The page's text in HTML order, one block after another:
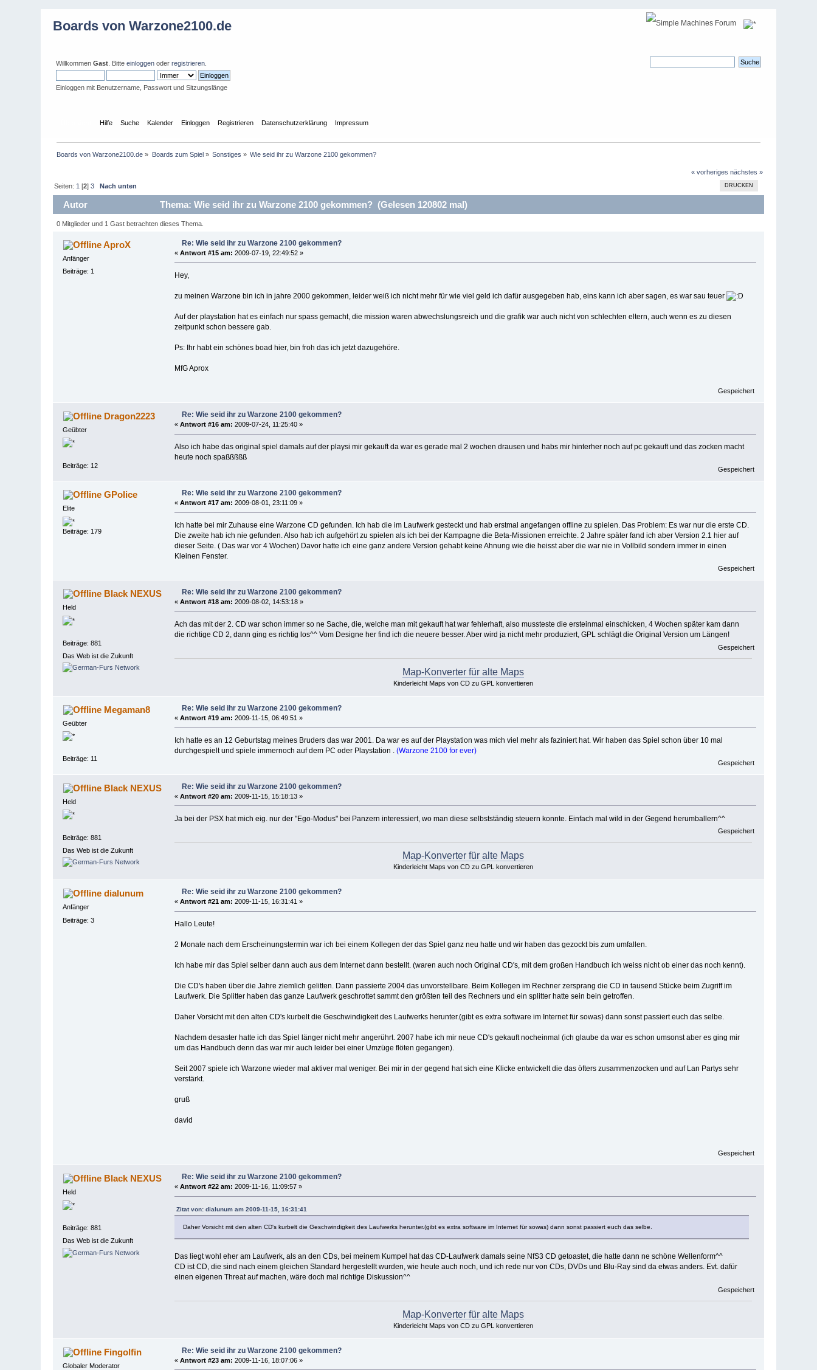
Boards von Warzone2100.de
WillkommenGast . Bitteeinloggen oderregistrieren
Einloggen mit Benutzername, Passwort und Sitzungslänge
Hilfe Suche Kalender Einloggen Registrieren Datenschutzerklärung Impressum
Boards von Warzone2100.de » Boards zum Spiel» Sonstiges » Wie seid ihr zu Warzone 2100 gekommen?
« vorheriges nächstes »
DRUCKEN
Seiten: 1 [2]3 Nach unten
Autor Thema: Wie seid ihr zu Warzone 2100 gekommen? (Gelesen 120802 mal)
0 Mitglieder und 1 Gast betrachten dieses Thema.
AproX
Anfänger
Beiträge: 1
Re: Wie seid ihr zu Warzone 2100 gekommen?
« Antwort #15 am: 2009-07-19, 22:49:52 »
Hey,
zu meinen Warzone bin ich in jahre 2000 gekommen, leider weiß ich nicht mehr für wie viel geld ich dafür ausgegeben hab, eins kann ich aber sagen, es war sau teuer
Auf der playstation hat es einfach nur spass gemacht, die mission waren abwechslungsreich und die grafik war auch nicht von schlechten eltern, auch wenn es zu diesen
zeitpunkt schon bessere gab.
Ps: Ihr habt ein schönes boad hier, bin froh das ich jetzt dazugehöre.
MfG Aprox
Gespeichert
Dragon2223
Geübter
Beiträge: 12
Re: Wie seid ihr zu Warzone 2100 gekommen?
« Antwort #16 am: 2009-07-24, 11:25:40 »
Also ich habe das original spiel damals auf der playsi mir gekauft da war es gerade mal 2 wochen drausen und habs mir hinterher noch auf pc gekauft und das zocken macht
heute noch spaßßßßß
Gespeichert
GPolice
Elite
Beiträge: 179
Re: Wie seid ihr zu Warzone 2100 gekommen?
« Antwort #17 am: 2009-08-01, 23:11:09 »
Ich hatte bei mir Zuhause eine Warzone CD gefunden. Ich hab die im Laufwerk gesteckt und hab erstmal angefangen offline zu spielen. Das Problem: Es war nur die erste CD.
Die zweite hab ich nie gefunden. Also hab ich aufgehört zu spielen als ich bei der Kampagne die Beta-Missionen erreichte. 2 Jahre später fand ich aber Version 2.1 hier auf
dieser Seite. ( Das war vor 4 Wochen) Davor hatte ich eine ganz andere Version gehabt keine Ahnung wie die heisst aber die war nie in Vollbild sondern immer in einen
Kleinen Fenster.
Gespeichert
Black NEXUS
Held
Beiträge: 881
Das Web ist die Zukunft
Re: Wie seid ihr zu Warzone 2100 gekommen?
« Antwort #18 am: 2009-08-02, 14:53:18 »
Ach das mit der 2. CD war schon immer so ne Sache, die, welche man mit gekauft hat war fehlerhaft, also mussteste die ersteinmal einschicken, 4 Wochen später kam dann
die richtige CD 2, dann ging es richtig los^^ Vom Designe her find ich die neuere besser. Aber wird ja nicht mehr produziert, GPL schlägt die Original Version um Längen!
Gespeichert
Map-Konverter für alte Maps
Kinderleicht Maps von CD zu GPL konvertieren
Megaman8
Geübter
Beiträge: 11
Re: Wie seid ihr zu Warzone 2100 gekommen?
« Antwort #19 am: 2009-11-15, 06:49:51 »
Ich hatte es an 12 Geburtstag meines Bruders das war 2001. Da war es auf der Playstation was mich viel mehr als faziniert hat. Wir haben das Spiel schon über 10 mal
durchgespielt und spiele immernoch auf dem PC oder Playstation . (Warzone 2100 for ever)
Gespeichert
Black NEXUS
Held
Beiträge: 881
Das Web ist die Zukunft
Re: Wie seid ihr zu Warzone 2100 gekommen?
« Antwort #20 am: 2009-11-15, 15:18:13 »
Ja bei der PSX hat mich eig. nur der "Ego-Modus" bei Panzern interessiert, wo man diese selbstständig steuern konnte. Einfach mal wild in der Gegend herumballern^^
Gespeichert
Map-Konverter für alte Maps
Kinderleicht Maps von CD zu GPL konvertieren
dialunum
Anfänger
Beiträge: 3
Re: Wie seid ihr zu Warzone 2100 gekommen?
« Antwort #21 am: 2009-11-15, 16:31:41 »
Hallo Leute!
2 Monate nach dem Erscheinungstermin war ich bei einem Kollegen der das Spiel ganz neu hatte und wir haben das gezockt bis zum umfallen.
Ich habe mir das Spiel selber dann auch aus dem Internet dann bestellt. (waren auch noch Original CD's, mit dem großen Handbuch ich weiss nicht ob einer das noch kennt).
Die CD's haben über die Jahre ziemlich gelitten. Dann passierte 2004 das unvorstellbare. Beim Kollegen im Rechner zersprang die CD in tausend Stücke beim Zugriff im
Laufwerk. Die Splitter haben das ganze Laufwerk geschrottet sammt den größten teil des Rechners und ein splitter hatte sein bein getroffen.
Daher Vorsicht mit den alten CD's kurbelt die Geschwindigkeit des Laufwerks herunter.(gibt es extra software im Internet für sowas) dann sonst passiert euch das selbe.
Nachdem desaster hatte ich das Spiel länger nicht mehr angerührt. 2007 habe ich mir neue CD's gekauft nocheinmal (ich glaube da war es schon umsonst aber es ging mir
um das Handbuch denn das war mir auch leider bei einer Umzüge flöten gegangen).
Seit 2007 spiele ich Warzone wieder mal aktiver mal weniger. Bei mir in der gegend hat sich eine Klicke entwickelt die das öfters zusammenzocken und auf Lan Partys sehr
verstärkt.
gruß
david
Gespeichert
Black NEXUS
Held
Beiträge: 881
Das Web ist die Zukunft
Re: Wie seid ihr zu Warzone 2100 gekommen?
« Antwort #22 am: 2009-11-16, 11:09:57 »
Zitat von: dialunum am 2009-11-15, 16:31:41
Daher Vorsicht mit den alten CD's kurbelt die Geschwindigkeit des Laufwerks herunter.(gibt es extra software im Internet für sowas) dann sonst passiert euch das selbe.
Das liegt wohl eher am Laufwerk, als an den CDs, bei meinem Kumpel hat das CD-Laufwerk damals seine NfS3 CD getoastet, die hatte dann ne schöne Wellenform^^
CD ist CD, die sind nach einem gleichen Standard hergestellt wurden, wie heute auch noch, und ich rede nur von CDs, DVDs und Blu-Ray sind da etwas anders. Evt. dafür
einen eigenen Threat auf machen, wäre doch mal richtige Diskussion^^
Gespeichert
Map-Konverter für alte Maps
Kinderleicht Maps von CD zu GPL konvertieren
Fingolfin
Globaler Moderator
Re: Wie seid ihr zu Warzone 2100 gekommen?
« Antwort #23 am: 2009-11-16, 18:07:06 »